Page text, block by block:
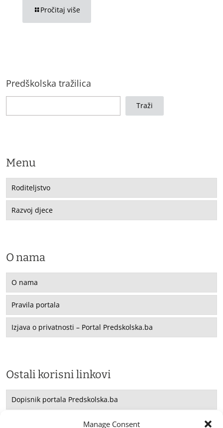
Manage Consent
Pročitaj više
Predškolska tražilica
Traži
Menu
Roditeljstvo
Razvoj djece
O nama
O nama
Pravila portala
Izjava o privatnosti – Portal Predskolska.ba
Ostali korisni linkovi
Dopisnik portala Predskolska.ba
Saradnja sa UNICEF -om